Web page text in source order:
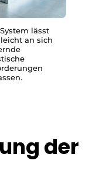
lässt
an sich
der